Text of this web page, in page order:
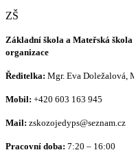
ZŠ
Základní škola a Mateřská
organizace
Ředitelka: Mgr. Eva Doležalová,
Mobil: +420 603 163 945
Mail: zskozojedyps@seznam.cz
Pracovní doba: 7:20 – 16:00